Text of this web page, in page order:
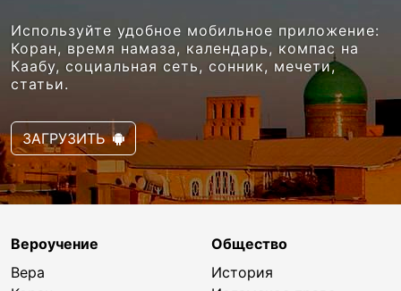
Используйте удобное мобильное приложение:
Коран, время намаза, календарь, компас на
Каабу, социальная сеть, сонник, мечети,
статьи.
ЗАГРУЗИТЬ
Вероучение
Вера
Общество
История